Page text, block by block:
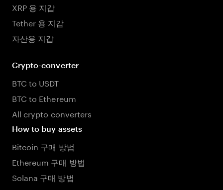
XRP 용 지갑
Tether 용 지갑
자산용 지갑
Crypto-converter
BTC to USDT
BTC to Ethereum
All crypto converters
How to buy assets
Bitcoin 구매 방법
Ethereum 구매 방법
Solana 구매 방법